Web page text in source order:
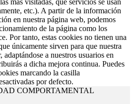
más visitadas, qué servicios se usan
etc.). A partir de la información
en nuestra página web, podemos
de la página como los
Por tanto, estas cookies no tienen una
únicamente sirven para que nuestra
a nuestros usuarios en
a dicha mejora continua. Puedes
marcando la casilla
por defecto.
COMPORTAMENTAL